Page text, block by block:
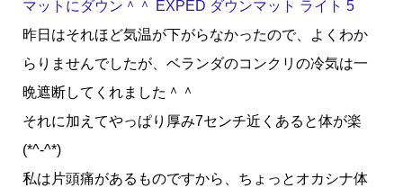
マットにダウン＾＾ EXPED ダウンマット ライト 5
昨日はそれほど気温が下がらなかったので、よくわか
らりませんでしたが、ベランダのコンクリの冷気は一
晩遮断してくれました＾＾
それに加えてやっぱり厚み7センチ近くあると体が楽
(*^-^*)
私は片頭痛があるものですから、ちょっとオカシナ体